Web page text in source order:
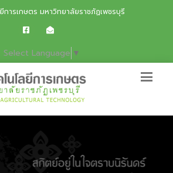
การเกษตร มหาวิทยาลัยราชภัฏเพชรบุรี
Select Language ▼